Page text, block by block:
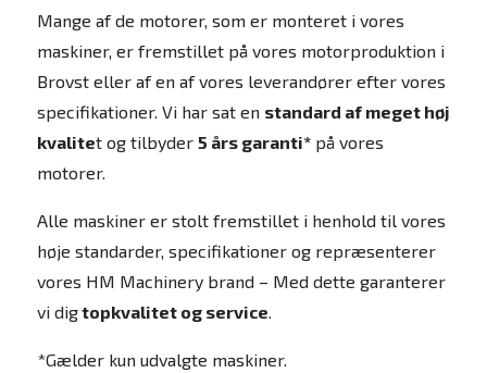
Mange af de motorer, som er monteret i vores
maskiner, er fremstillet på vores motorproduktion i
Brovst eller af en af vores leverandører efter vores
specifikationer. Vi har sat en standard af meget høj
kvalitet og tilbyder 5 års garanti*på vores
motorer.
Alle maskiner er stolt fremstillet i henhold til vores
høje standarder, specifikationer og repræsenterer
vores HM Machinery brand – Med dette garanterer
vi digtopkvalitet og service.
*Gælder kun udvalgte maskiner.